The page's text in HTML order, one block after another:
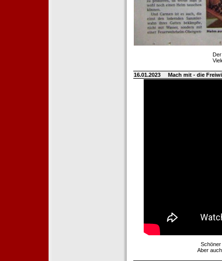
16.01.2023 Mach mit - die
Schöner
Aber